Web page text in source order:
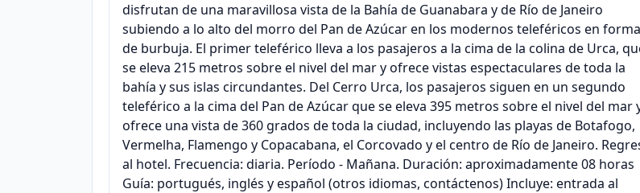
disfrutan de una maravillosa vista de la Bahía de Guanabara y de Río de Janeiro
subiendo a lo alto del morro del Pan de Azúcar en los modernos teleféricos en forma
de burbuja. El primer teleférico lleva a los pasajeros a la cima de la colina de Urca,
se eleva 215 metros sobre el nivel del mar y ofrece vistas espectaculares de toda la
bahía y sus islas circundantes. Del Cerro Urca, los pasajeros siguen en un segundo
teleférico a la cima del Pan de Azúcar que se eleva 395 metros sobre el nivel del mar
ofrece una vista de 360 grados de toda la ciudad, incluyendo las playas de Botafogo,
Vermelha, Flamengo y Copacabana, el Corcovado y el centro de Río de Janeiro.
al hotel. Frecuencia: diaria. Período - Mañana. Duración: aproximadamente 08 horas
Guía: portugués, inglés y español (otros idiomas, contáctenos) Incluye: entrada al